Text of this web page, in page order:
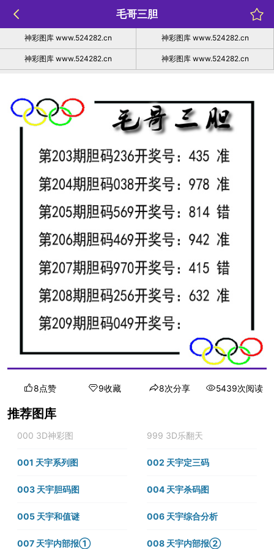
毛哥三胆
神彩图库 www.524282.cn 神彩图库 www.524282.cn
神彩图库 www.524282.cn 神彩图库 www.524282.cn
8点赞 9收藏 8次分享 5439次阅读
推荐图库
000 3D神彩图 999 3D乐翻天
001 天宇系列图 002 天宇定三码
003 天宇胆码图 004 天宇杀码图
005 天宇和值谜 006 天宇综合分析
007 天宇内部报① 008 天宇内部报②